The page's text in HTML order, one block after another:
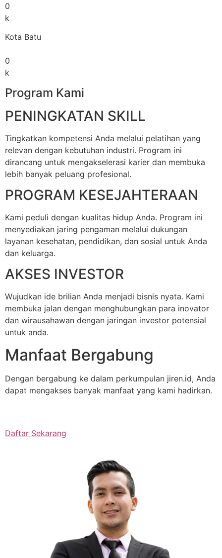
0
k
Kota Batu
0
k
Program Kami
PENINGKATAN SKILL
Tingkatkan kompetensi Anda melalui pelatihan yang
relevan dengan kebutuhan industri. Program ini
dirancang untuk mengakselerasi karier dan membuka
lebih banyak peluang profesional.
PROGRAM KESEJAHTERAAN
Kami peduli dengan kualitas hidup Anda. Program ini
menyediakan jaring pengaman melalui dukungan
layanan kesehatan, pendidikan, dan sosial untuk Anda
dan keluarga.
AKSES INVESTOR
Wujudkan ide brilian Anda menjadi bisnis nyata. Kami
membuka jalan dengan menghubungkan para inovator
dan wirausahawan dengan jaringan investor potensial
untuk anda.
Manfaat Bergabung
Dengan bergabung ke dalam perkumpulan jiren.id, Anda
dapat mengakses banyak manfaat yang kami hadirkan.
Daftar Sekarang